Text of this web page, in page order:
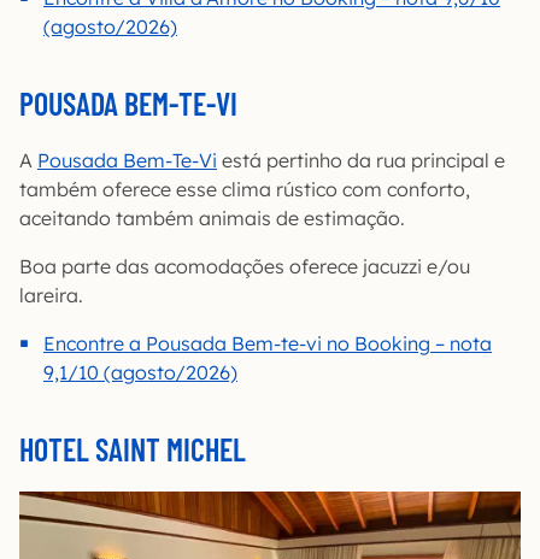
(agosto/2026)
POUSADA BEM-TE-VI
A Pousada Bem-Te-Vi está pertinho da rua principal e
também oferece esse clima rústico com conforto,
aceitando também animais de estimação.
Boa parte das acomodações oferece jacuzzi e/ou
lareira.
Encontre a Pousada Bem-te-vi no Booking – nota
9,1/10 (agosto/2026)
HOTEL SAINT MICHEL